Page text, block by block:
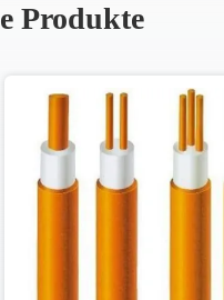
Produkte